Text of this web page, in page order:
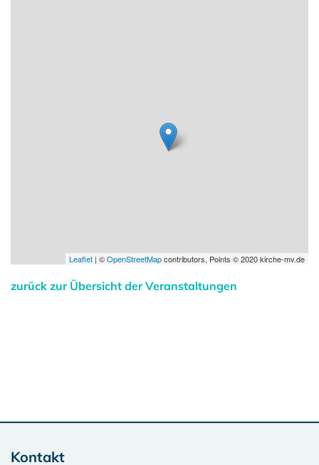
Leaflet | ©OpenStreetMapcontributors, Points © 2020 kirche-mv.de
zurück zur Übersicht der Veranstaltungen
Kontakt